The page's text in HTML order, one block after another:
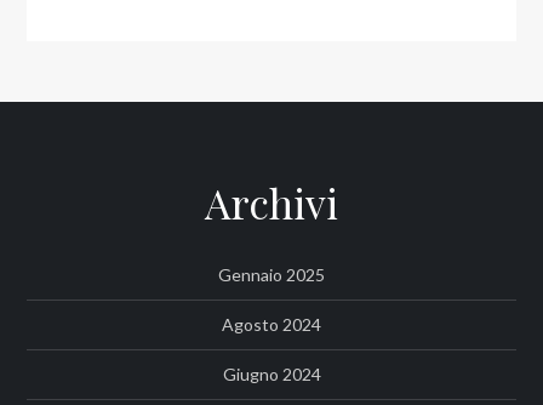
Archivi
Gennaio 2025
Agosto 2024
Giugno 2024